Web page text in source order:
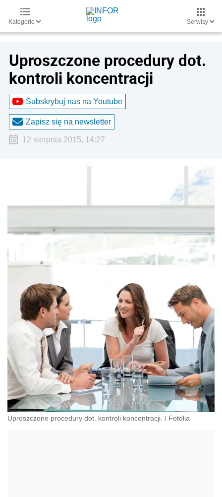
Kategorie Serwisy
Uproszczone procedury dot.
kontroli koncentracji
Subskrybuj nas na Youtube
Zapisz się na newsletter
12 sierpnia 2015, 14:27
Uproszczone procedury dot. kontroli koncentracji. / Fotolia